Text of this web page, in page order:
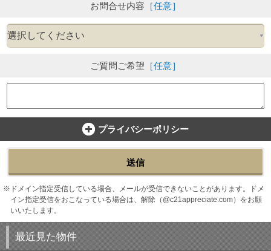
お問合せ内容 ［任意］
ご質問ご希望 ［任意］
プライバシーポリシー
送信
ドメイン指定受信している場合、メールが受信できないことがあります。ドメ
イン指定受信をおこなっている場合は、解除（@c21appreciate.com）をお願
いいたします。
最近見た物件